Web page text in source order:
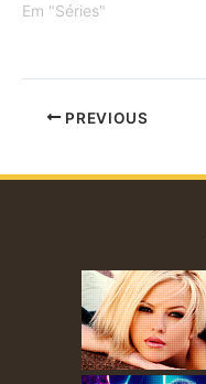
Em "Séries"
PREVIOUS